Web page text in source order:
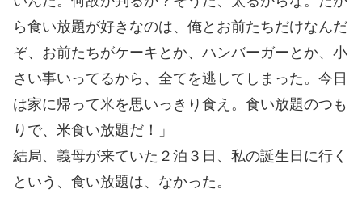
ら食い放題が好きなのは、俺とお前たちだけなんだ
ぞ、お前たちがケーキとか、ハンバーガーとか、小
さい事いってるから、全てを逃してしまった。今日
は家に帰って米を思いっきり食え。食い放題のつも
りで、米食い放題だ！」
結局、義母が来ていた２泊３日、私の誕生日に行く
という、食い放題は、なかった。